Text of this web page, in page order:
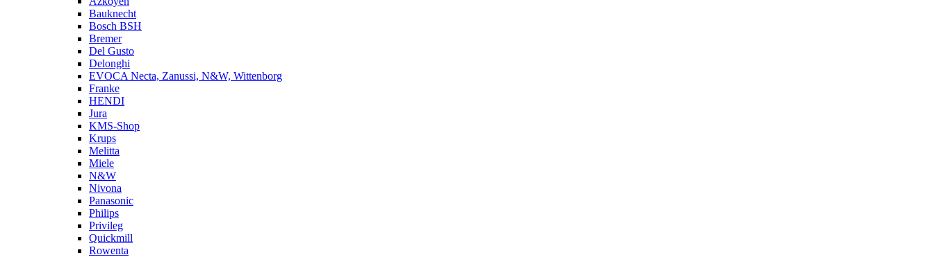
Bauknecht
Bosch BSH
Bremer
Del Gusto
Delonghi
EVOCA Necta, Zanussi, N&W, Wittenborg
Franke
HENDI
Jura
KMS-Shop
Krups
Melitta
Miele
N&W
Nivona
Panasonic
Philips
Privileg
Quickmill
Rowenta